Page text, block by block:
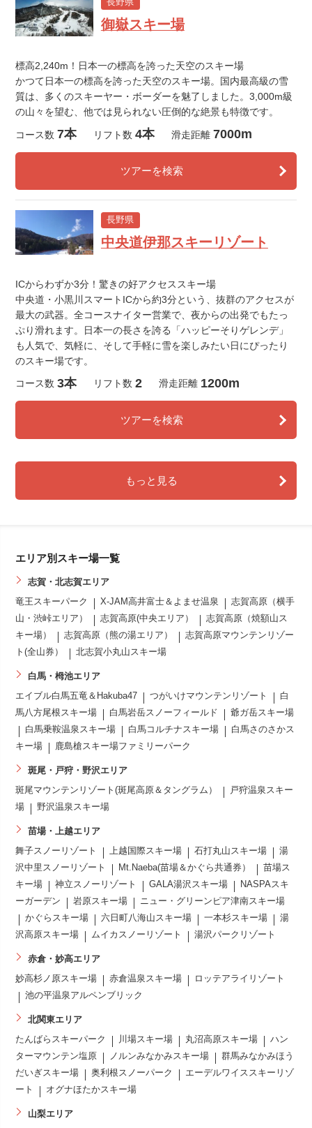
御嶽スキー場
標高2,240m！日本一の標高を誇った天空のスキー場
かつて日本一の標高を誇った天空のスキー場。国内最高級の雪
質は、多くのスキーヤー・ボーダーを魅了しました。3,000m級
の山々を望む、他では見られない圧倒的な絶景も特徴です。
コース数 7本 リフト数 4本 滑走距離 7000m
ツアーを検索
長野県
中央道伊那スキーリゾート
ICからわずか3分！驚きの好アクセススキー場
中央道・小黒川スマートICから約3分という、抜群のアクセスが
最大の武器。全コースナイター営業で、夜からの出発でもたっ
ぷり滑れます。日本一の長さを誇る「ハッピーそりゲレンデ」
も人気で、気軽に、そして手軽に雪を楽しみたい日にぴったり
のスキー場です。
コース数 3本 リフト数 2 滑走距離 1200m
ツアーを検索
もっと見る
エリア別スキー場一覧
志賀・北志賀エリア
竜王スキーパーク X-JAM高井富士＆よませ温泉
志賀高原（横手
山・渋峠エリア）
志賀高原(中央エリア）
志賀高原（焼額山ス
キー場）
志賀高原（熊の湯エリア）
志賀高原マウンテンリゾー
ト(全山券）
北志賀小丸山スキー場
白馬・栂池エリア
エイブル白馬五竜＆Hakuba47 つがいけマウンテンリゾート
白
馬八方尾根スキー場
白馬岩岳スノーフィールド
爺ガ岳スキー場
白馬乗鞍温泉スキー場
白馬コルチナスキー場
白馬さのさかス
キー場
鹿島槍スキー場ファミリーパーク
斑尾・戸狩・野沢エリア
斑尾マウンテンリゾート(斑尾高原＆タングラム）
戸狩温泉スキー
場
野沢温泉スキー場
苗場・上越エリア
舞子スノーリゾート 上越国際スキー場 石打丸山スキー場
湯
沢中里スノーリゾート
Mt.Naeba(苗場＆かぐら共通券）
苗場ス
キー場
神立スノーリゾート GALA湯沢スキー場
NASPAスキ
ーガーデン
岩原スキー場
ニュー・グリーンピア津南スキー場
かぐらスキー場
六日町八海山スキー場 一本杉スキー場
湯
沢高原スキー場
ムイカスノーリゾート 湯沢パークリゾート
赤倉・妙高エリア
妙高杉ノ原スキー場 赤倉温泉スキー場
ロッテアライリゾート
池の平温泉アルペンブリック
北関東エリア
たんばらスキーパーク 川場スキー場 丸沼高原スキー場
ハン
ターマウンテン塩原
ノルンみなかみスキー場
群馬みなかみほう
だいぎスキー場
奥利根スノーパーク
エーデルワイススキーリゾ
ート
オグナほたかスキー場
山梨エリア